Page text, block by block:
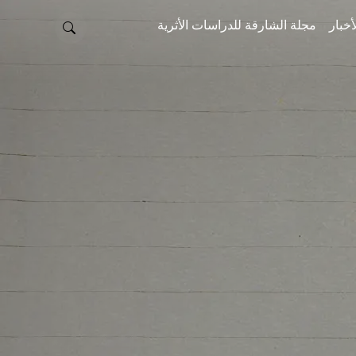
مجلة الشارقة للدراسات الأثرية